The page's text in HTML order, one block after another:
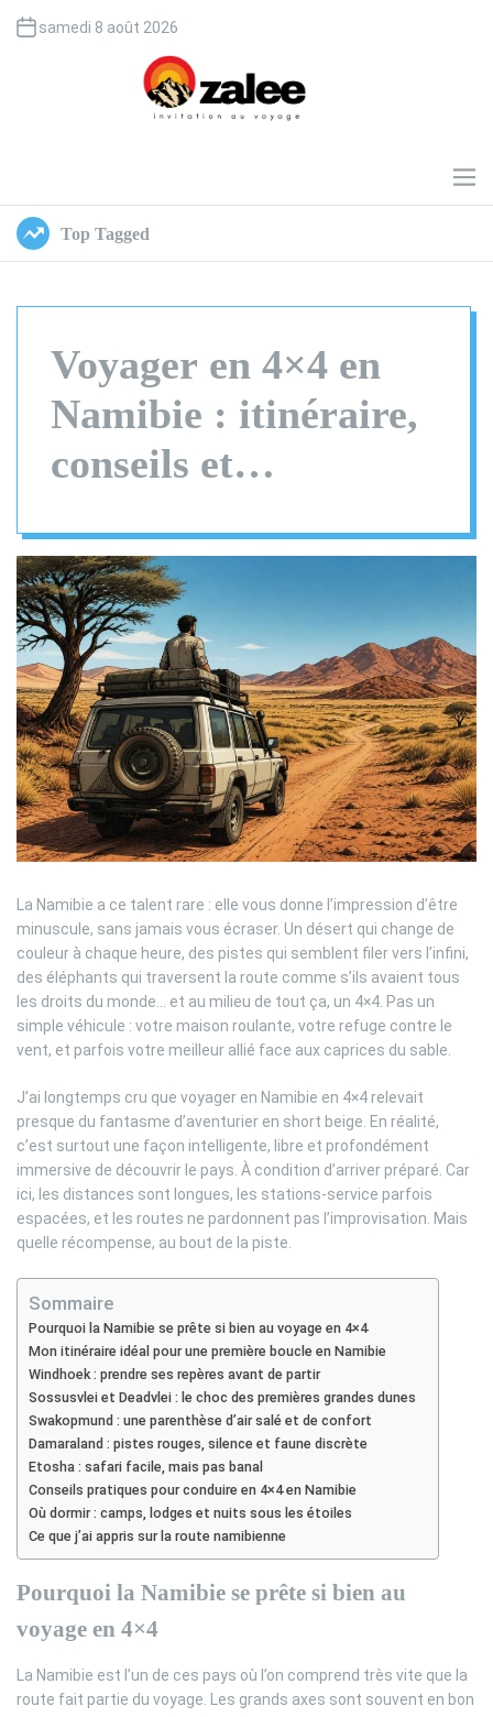
n
samedi 8 août 2026
l
e
e
M
e
Top Tagged
Voyager en 4×4 en
Namibie : itinéraire,
conseils et
La Namibie a ce talent rare : elle vous donne l’impression d’être
minuscule, sans jamais vous écraser. Un désert qui change de
couleur à chaque heure, des pistes qui semblent filer vers l’infini,
des éléphants qui traversent la route comme s’ils avaient tous
les droits du monde… et au milieu de tout ça, un 4×4. Pas un
simple véhicule : votre maison roulante, votre refuge contre le
vent, et parfois votre meilleur allié face aux caprices du sable.
J’ai longtemps cru que voyager en Namibie en 4×4 relevait
presque du fantasme d’aventurier en short beige. En réalité,
c’est surtout une façon intelligente, libre et profondément
immersive de découvrir le pays. À condition d’arriver préparé. Car
ici, les distances sont longues, les stations-service parfois
espacées, et les routes ne pardonnent pas l’improvisation. Mais
quelle récompense, au bout de la piste.
Sommaire
Pourquoi la Namibie se prête si bien au voyage en 4×4
Mon itinéraire idéal pour une première boucle en Namibie
Windhoek : prendre ses repères avant de partir
Sossusvlei et Deadvlei : le choc des premières grandes dunes
Swakopmund : une parenthèse d’air salé et de confort
Damaraland : pistes rouges, silence et faune discrète
Etosha : safari facile, mais pas banal
Conseils pratiques pour conduire en 4×4 en Namibie
Où dormir : camps, lodges et nuits sous les étoiles
Ce que j’ai appris sur la route namibienne
Pourquoi la Namibie se prête si bien au
voyage en 4×4
La Namibie est l’un de ces pays où l’on comprend très vite que la
route fait partie du voyage. Les grands axes sont souvent en bon